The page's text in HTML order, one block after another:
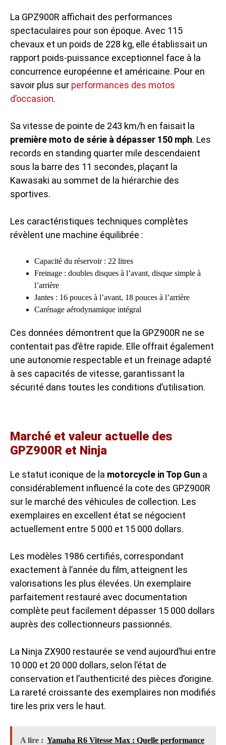
La GPZ900R affichait des performances
spectaculaires pour son époque. Avec 115
chevaux et un poids de 228 kg, elle établissait un
rapport poids-puissance exceptionnel face à la
concurrence européenne et américaine. Pour en
savoir plus sur performances des motos
d’occasion.
Sa vitesse de pointe de 243 km/h en faisait la
première moto de série à dépasser 150 mph. Les
records en standing quarter mile descendaient
sous la barre des 11 secondes, plaçant la
Kawasaki au sommet de la hiérarchie des
sportives.
Les caractéristiques techniques complètes
révèlent une machine équilibrée :
Capacité du réservoir : 22 litres
Freinage : doubles disques à l’avant, disque simple à
l’arrière
Jantes : 16 pouces à l’avant, 18 pouces à l’arrière
Carénage aérodynamique intégral
Ces données démontrent que la GPZ900R ne se
contentait pas d’être rapide. Elle offrait également
une autonomie respectable et un freinage adapté
à ses capacités de vitesse, garantissant la
sécurité dans toutes les conditions d’utilisation.
Marché et valeur actuelle des
GPZ900R et Ninja
Le statut iconique de la motorcycle in Top Gun a
considérablement influencé la cote des GPZ900R
sur le marché des véhicules de collection. Les
exemplaires en excellent état se négocient
actuellement entre 5 000 et 15 000 dollars.
Les modèles 1986 certifiés, correspondant
exactement à l’année du film, atteignent les
valorisations les plus élevées. Un exemplaire
parfaitement restauré avec documentation
complète peut facilement dépasser 15 000 dollars
auprès des collectionneurs passionnés.
La Ninja ZX900 restaurée se vend aujourd’hui entre
10 000 et 20 000 dollars, selon l’état de
conservation et l’authenticité des pièces d’origine.
La rareté croissante des exemplaires non modifiés
tire les prix vers le haut.
A lire : Yamaha R6 Vitesse Max : Quelle performance